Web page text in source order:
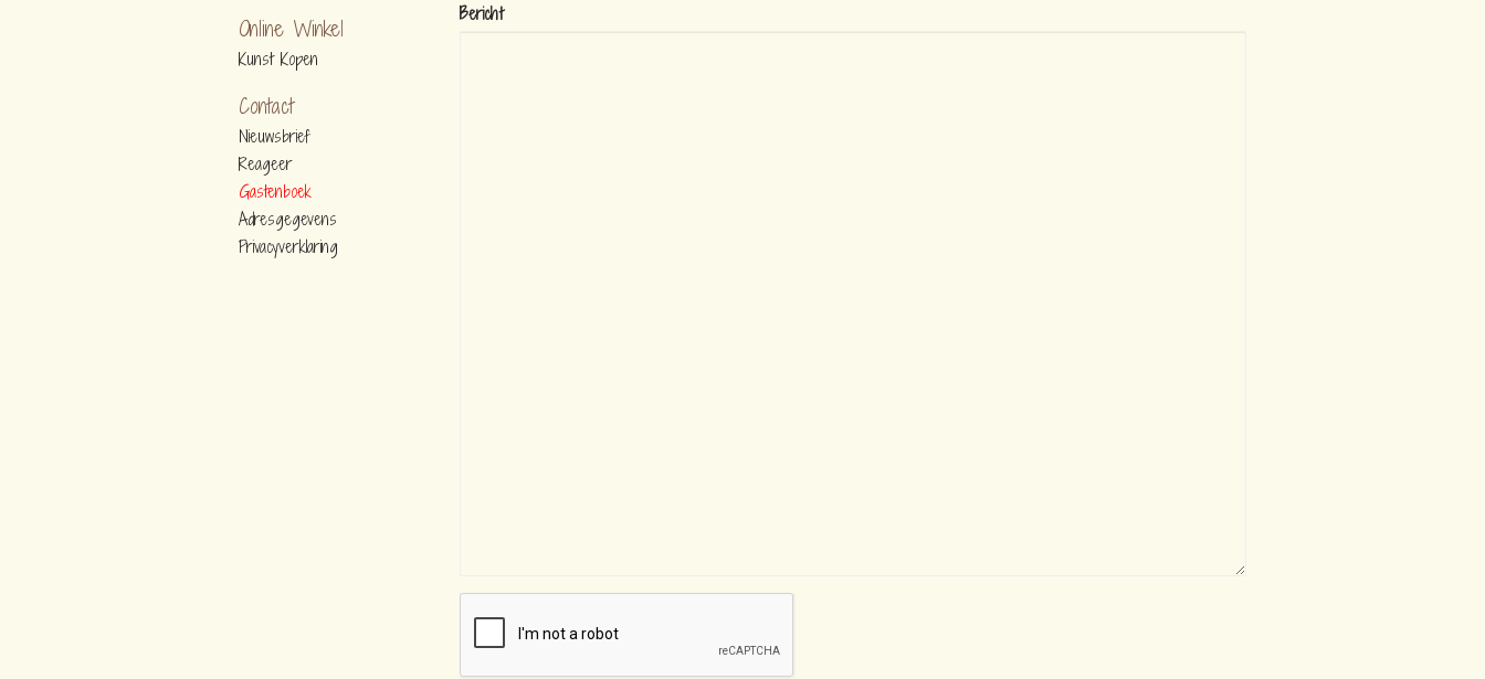
Bericht
Online Winkel
Kunst Kopen
Contact
Nieuwsbrief
Reageer
Gastenboek
Adresgegevens
Privacyverklaring